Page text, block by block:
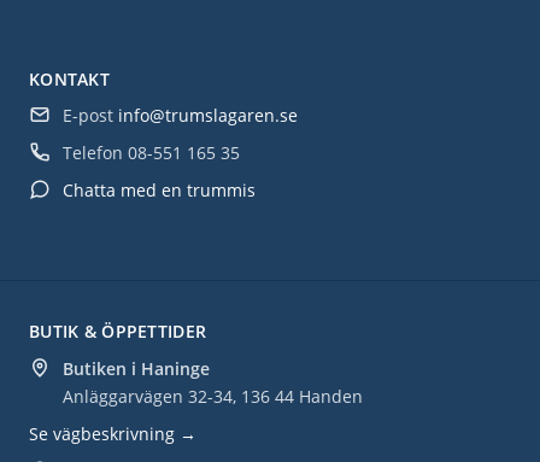
BUTIK & ÖPPETTIDER
Butiken i Haninge
Anläggarvägen 32-34, 136 44 Handen
Se vägbeskrivning →
KONTAKT
E-post info@trumslagaren.se
Telefon 08-551 165 35
Chatta med en trummis